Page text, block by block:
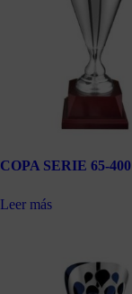
COPA SERIE 65-400
Leer más